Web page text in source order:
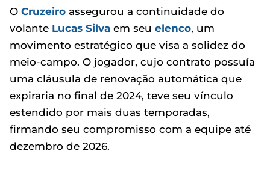
O Cruzeiro assegurou a continuidade do
volante Lucas Silva em seu elenco, um
movimento estratégico que visa a solidez do
meio-campo. O jogador, cujo contrato possuía
uma cláusula de renovação automática que
expiraria no final de 2024, teve seu vínculo
estendido por mais duas temporadas,
firmando seu compromisso com a equipe até
dezembro de 2026.